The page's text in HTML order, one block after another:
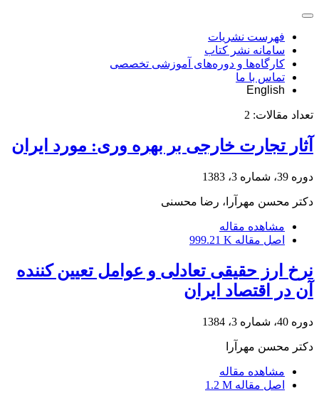
فهرست نشریات
سامانه نشر کتاب
کارگاه‌ها و دوره‌های آموزشی تخصصی
تماس با ما
English
تعداد مقالات: 2
آثار تجارت خارجی بر بهره وری: مورد ایران
دوره 39، شماره 3، 1383
دکتر محسن مهرآرا، رضا محسنی
مشاهده مقاله
اصل مقاله 999.21 K
نرخ ارز حقیقی تعادلی و عوامل تعیین کننده
آن در اقتصاد ایران
دوره 40، شماره 3، 1384
دکتر محسن مهرآرا
مشاهده مقاله
اصل مقاله 1.2 M